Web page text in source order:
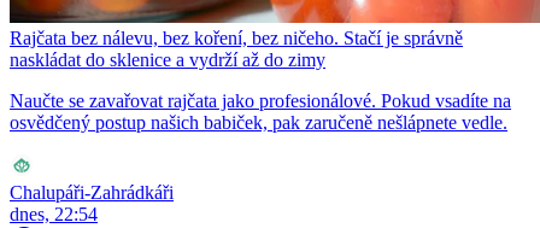
Rajčata bez nálevu, bez koření, bez ničeho. Stačí je správně
naskládat do sklenice a vydrží až do zimy
Naučte se zavařovat rajčata jako profesionálové. Pokud vsadíte na
osvědčený postup našich babiček, pak zaručeně nešlápnete vedle.
Chalupáři-Zahrádkáři
dnes, 22:54